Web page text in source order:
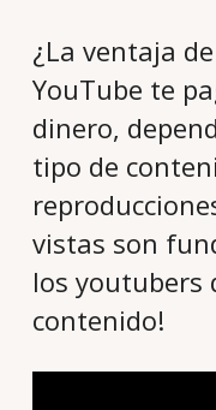
¿La ventaja
YouTube te
dinero,
tipo de
vistas son
los youtubers
contenido!